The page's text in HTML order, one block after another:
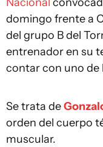
domingo frente a
del grupo B del
entrenador en su
contar con uno de
Se trata de
orden del cuerpo
muscular.